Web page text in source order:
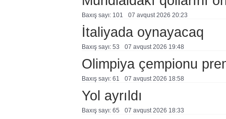
Baxış sayı: 101 07 avqust 2026 20:23
İtaliyada oynayacaq
Baxış sayı: 53 07 avqust 2026 19:48
Olimpiya çempionu
Baxış sayı: 61 07 avqust 2026 18:58
Yol ayrıldı
Baxış sayı: 65 07 avqust 2026 18:33